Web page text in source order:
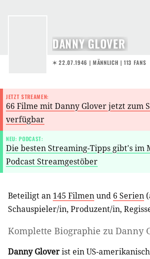
DANNY GLOVER
✶ 22.07.1946 | MÄNNLICH | 113 FANS
JETZT STREAMEN:
66 Filme mit Danny Glover jetzt zum
verfügbar
NEU: PODCAST:
Die besten Streaming-Tipps gibt's im
Podcast Streamgestöber
Beteiligt an 145 Filmenund 6 Serien
Schauspieler/in, Produzent/in,
Komplette Biographie zu Danny
Danny Gloverist ein US-